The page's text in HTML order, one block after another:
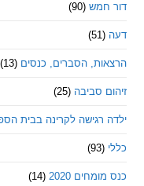
(90)
הסברים, כנסים (13)
סביבה (25)
לקרינה בבית הספר (7)
2020
(14)